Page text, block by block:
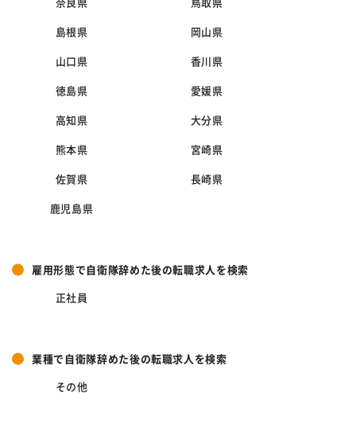
奈良県 鳥取県
島根県 岡山県
山口県 香川県
徳島県 愛媛県
高知県 大分県
熊本県 宮崎県
佐賀県 長崎県
鹿児島県
雇用形態で自衛隊辞めた後の転職求人を検索
正社員
業種で自衛隊辞めた後の転職求人を検索
その他